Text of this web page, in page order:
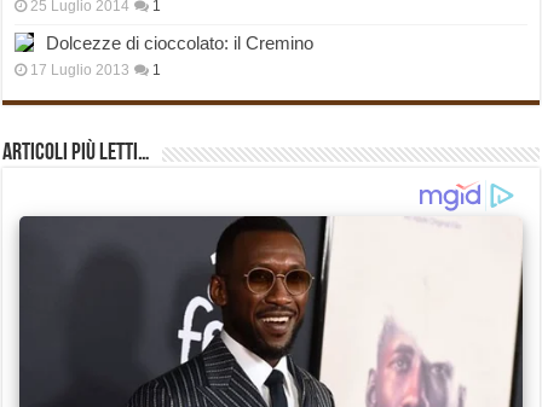
25 Luglio 2014 1
Dolcezze di cioccolato: il Cremino
17 Luglio 2013 1
Articoli più Letti…